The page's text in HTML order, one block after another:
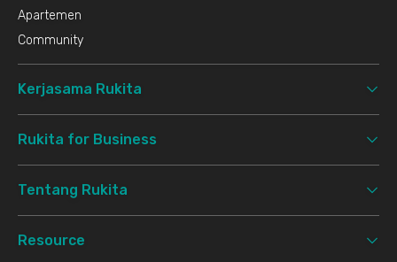
Apartemen
Community
Kerjasama Rukita
Rukita for Business
Tentang Rukita
Resource